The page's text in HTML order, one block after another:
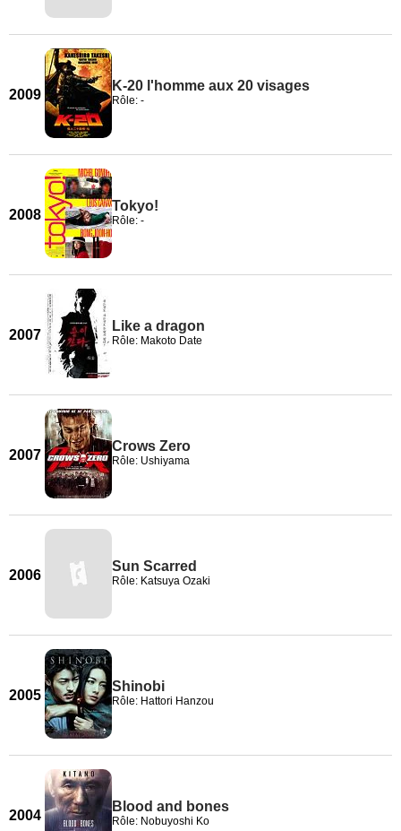
2009
K-20 l'homme aux 20 visages
Rôle: -
2008
Tokyo!
Rôle: -
2007
Like a dragon
Rôle: Makoto Date
2007
Crows Zero
Rôle: Ushiyama
2006
Sun Scarred
Rôle: Katsuya Ozaki
2005
Shinobi
Rôle: Hattori Hanzou
2004
Blood and bones
Rôle: Nobuyoshi Ko